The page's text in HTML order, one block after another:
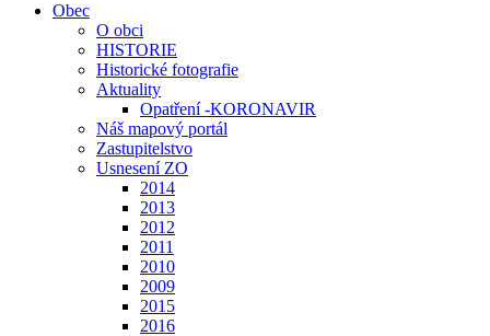
Obec
O obci
HISTORIE
Historické fotografie
Aktuality
Opatření -KORONAVIR
Náš mapový portál
Zastupitelstvo
Usnesení ZO
2014
2013
2012
2011
2010
2009
2015
2016